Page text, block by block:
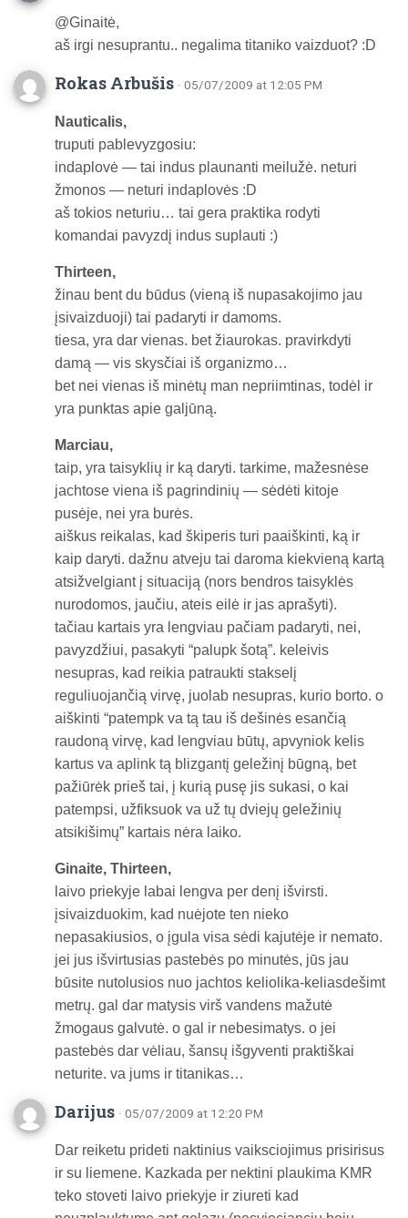
@Ginaitė,
aš irgi nesuprantu.. negalima titaniko vaizduot? :D
Rokas Arbušis · 05/07/2009 at 12:05 PM
Nauticalis,
truputi pablevyzgosiu:
indaplovė — tai indus plaunanti meilužė. neturi
žmonos — neturi indaplovės :D
aš tokios neturiu… tai gera praktika rodyti
komandai pavyzdį indus suplauti :)
Thirteen,
žinau bent du būdus (vieną iš nupasakojimo jau
įsivaizduoji) tai padaryti ir damoms.
tiesa, yra dar vienas. bet žiaurokas. pravirkdyti
damą — vis skysčiai iš organizmo…
bet nei vienas iš minėtų man nepriimtinas, todėl ir
yra punktas apie galjūną.
Marciau,
taip, yra taisyklių ir ką daryti. tarkime, mažesnėse
jachtose viena iš pagrindinių — sėdėti kitoje
pusėje, nei yra burės.
aiškus reikalas, kad škiperis turi paaiškinti, ką ir
kaip daryti. dažnu atveju tai daroma kiekvieną kartą
atsižvelgiant į situaciją (nors bendros taisyklės
nurodomos, jaučiu, ateis eilė ir jas aprašyti).
tačiau kartais yra lengviau pačiam padaryti, nei,
pavyzdžiui, pasakyti “palupk šotą”. keleivis
nesupras, kad reikia patraukti stakselį
reguliuojančią virvę, juolab nesupras, kurio borto. o
aiškinti “patempk va tą tau iš dešinės esančią
raudoną virvę, kad lengviau būtų, apvyniok kelis
kartus va aplink tą blizgantį geležinį būgną, bet
pažiūrėk prieš tai, į kurią pusę jis sukasi, o kai
patempsi, užfiksuok va už tų dviejų geležinių
atsikišimų” kartais nėra laiko.
Ginaite, Thirteen,
laivo priekyje labai lengva per denį išvirsti.
įsivaizduokim, kad nuėjote ten nieko
nepasakiusios, o įgula visa sėdi kajutėje ir nemato.
jei jus išvirtusias pastebės po minutės, jūs jau
būsite nutolusios nuo jachtos keliolika-keliasdešimt
metrų. gal dar matysis virš vandens mažutė
žmogaus galvutė. o gal ir nebesimatys. o jei
pastebės dar vėliau, šansų išgyventi praktiškai
neturite. va jums ir titanikas…
Darijus · 05/07/2009 at 12:20 PM
Dar reiketu prideti naktinius vaiksciojimus prisirisus
ir su liemene. Kazkada per nektini plaukima KMR
teko stoveti laivo priekyje ir ziureti kad